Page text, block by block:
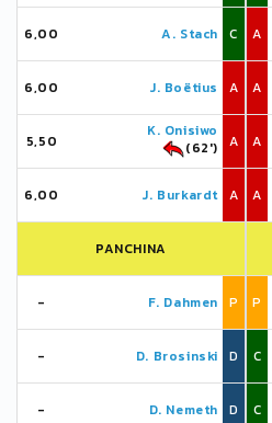
6,00 A. Stach C
6,00 J. Boëtius A
5,50
K. Onisiwo
(62')
A
6,00 J. Burkardt A
PANCHINA
- F. Dahmen P
- D. Brosinski D
- D. Nemeth D
A
A
A
A
P
C
C